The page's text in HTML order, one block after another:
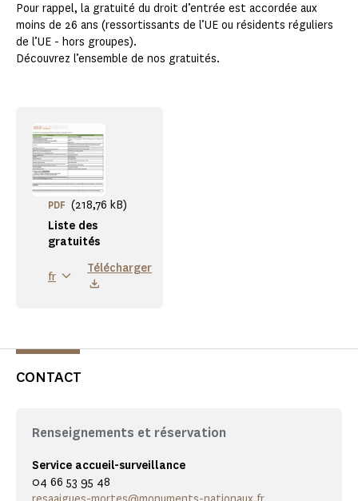
Pour rappel, la gratuité du droit d’entrée est accordée aux
moins de 26 ans (ressortissants de l’UE ou résidents réguliers
de l’UE - hors groupes).
Découvrez l’ensemble de nos gratuités.
Liste des
gratuités
PDF (218,76 kB)
fr
Télécharger
CONTACT
Renseignements et réservation
Service accueil-surveillance
04 66 53 95 48